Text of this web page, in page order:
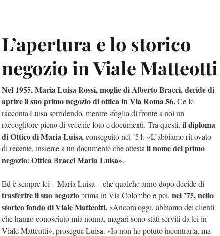
L’apertura e lo storico
negozio in Viale Matteotti
Nel 1955, Maria Luisa Rossi, moglie di Alberto Bracci, decide di
aprire il suo primo negozio di ottica in Via Roma 56.Ce lo
racconta Luisa sorridendo, mentre sfoglia di fronte a noi un
raccoglitore pieno di vecchie foto e documenti. Tra questi, il diploma
di Ottico di Maria Luisa,conseguito nel ’54: «L’abbiamo ritrovato
di recente, insieme a un documento che attesta il nome del primo
negozio: Ottica Bracci Maria Luisa».
Ed è sempre lei – Maria Luisa – che qualche anno dopo decide di
trasferire il suo negozioprima in Via Colombo e poi, nel ’75, nello
storico fondo di Viale Matteotti. «Ancora oggi, abbiamo dei clienti
che hanno conosciuto mia nonna, magari sono stati serviti da lei in
Viale Matteotti», prosegue Luisa. «Io non ho potuto incontrarla, ma